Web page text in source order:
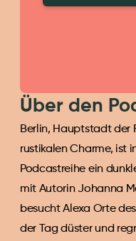
Über den
Berlin, Hauptstadt der
rustikalen Charme, ist
Podcastreihe ein
mit Autorin Johanna
besucht Alexa Orte
der Tag düster und